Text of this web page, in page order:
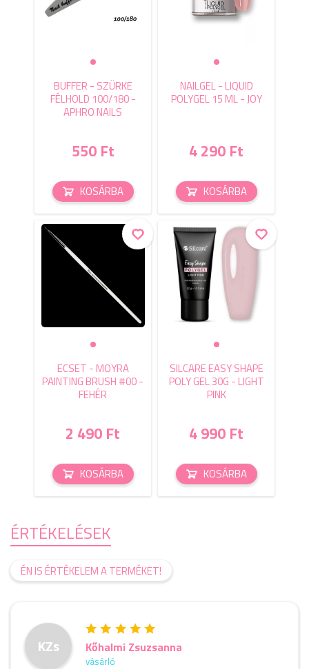
BUFFER - SZÜRKE
FÉLHOLD 100/180 -
APHRO NAILS
550 Ft
KOSÁRBA
NAILGEL - LIQUID
POLYGEL 15 ML - JOY
4 290 Ft
KOSÁRBA
ECSET - MOYRA
PAINTING BRUSH #00 -
FEHÉR
2 490 Ft
KOSÁRBA
SILCARE EASY SHAPE
POLY GEL 30G - LIGHT
PINK
4 990 Ft
KOSÁRBA
ÉRTÉKELÉSEK
ÉN IS ÉRTÉKELEM A TERMÉKET!
KZs Kőhalmi Zsuzsanna
vásárló